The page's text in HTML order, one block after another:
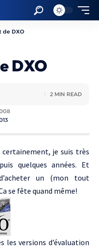
de DXO
DXO
2 MIN READ
certainement, je suis très
quelques années. Et
un (mon tout
se fête quand même!
versions d’évaluation